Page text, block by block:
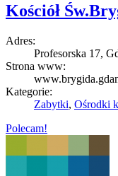
Kościół
Adres:
Profesorska 17,
Strona www:
Kategorie:
Zabytki, Ośrodki
Polecam!